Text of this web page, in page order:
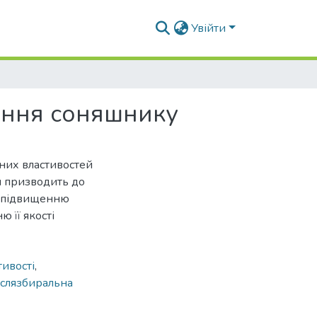
Увійти
соняшнику
властивостей
призводить до
підвищенню
її якості
,